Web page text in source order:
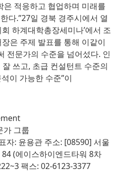
적응하고 협업하며 미래를
다.”27일 경북 경주시에서 열
하계대학총장세미나’에서 조
은 주제 발표를 통해 이같이
전문가의 수준을 넘어섰다. 인
쓰고, 초급 컨설턴트 수준의
이 가능한 수준”이
가 그룹
자: 윤용관 주소: [08590] 서울
(에이스하이엔드타워 8차
팩스: 02-6123-3377